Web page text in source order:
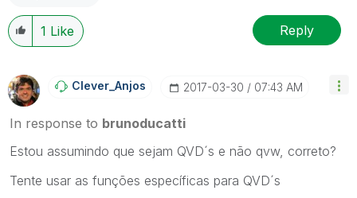
1 Like Reply
Clever_Anjos ‎2017-03-30 07:43 AM
In response to brunoducatti
Estou assumindo que sejam QVD´s e não qvw, correto?
Tente usar as funções específicas para QVD´s